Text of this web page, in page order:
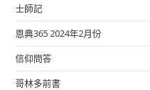
士師記
恩典365 2024年2月份
信仰問答
哥林多前書